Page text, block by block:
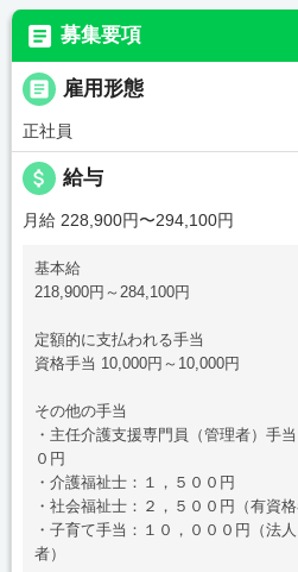
 募集要項
 雇用形態
正社員
attach_money 給与
月給 228,900円〜294,100円
基本給
218,900円～284,100円
定額的に支払われる手当
資格手当 10,000円～10,000円
その他の手当
・主任介護支援専門員（管理者）手
０円
・介護福祉士：１，５００円
・社会福祉士：２，５００円（有資格
・子育て手当：１０，０００円（法
者）